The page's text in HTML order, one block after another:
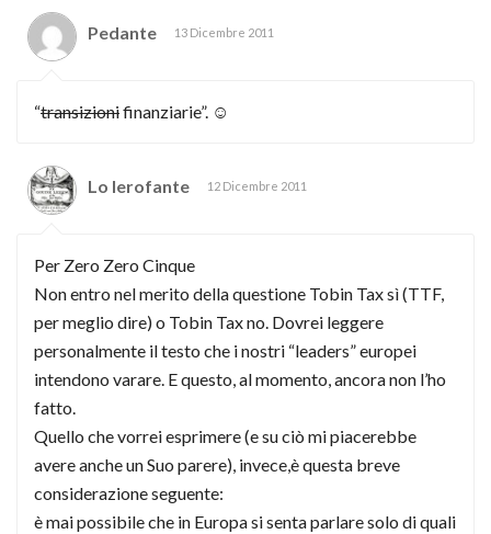
Pedante 13 Dicembre 2011
“transizionifinanziarie”. ☺
Lo Ierofante 12 Dicembre 2011
Per Zero Zero Cinque
Non entro nel merito della questione Tobin Tax sì (TTF,
per meglio dire) o Tobin Tax no. Dovrei leggere
personalmente il testo che i nostri “leaders” europei
intendono varare. E questo, al momento, ancora non l’ho
fatto.
Quello che vorrei esprimere (e su ciò mi piacerebbe
avere anche un Suo parere), invece,è questa breve
considerazione seguente:
è mai possibile che in Europa si senta parlare solo di quali